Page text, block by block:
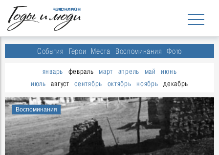
События Герои Места Воспоминания Фото
январь февраль март апрель май
июнь
июль
август сентябрь октябрь ноябрь декабрь
Воспоминания